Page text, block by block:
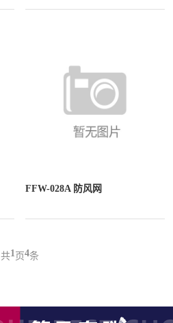
FFW-028A 防风网
共1 页4条